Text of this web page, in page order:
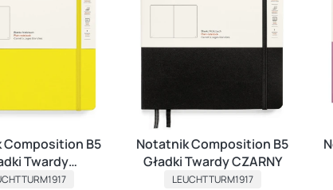
Composition B5
Twardy
Notatnik Composition B5
Gładki Twardy CZARNY
PRODUCENT
LEUCHTTURM1917